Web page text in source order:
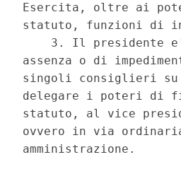
Esercita, oltre ai
statuto, funzioni di
3. Il presidente
assenza o di
singoli consiglieri
delegare i poteri di
statuto, al vice
ovvero in via
amministrazione.